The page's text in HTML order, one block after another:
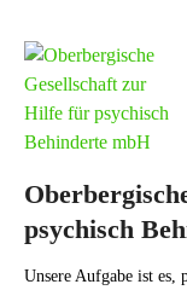
psychisch
Unsere Aufgabe ist es,